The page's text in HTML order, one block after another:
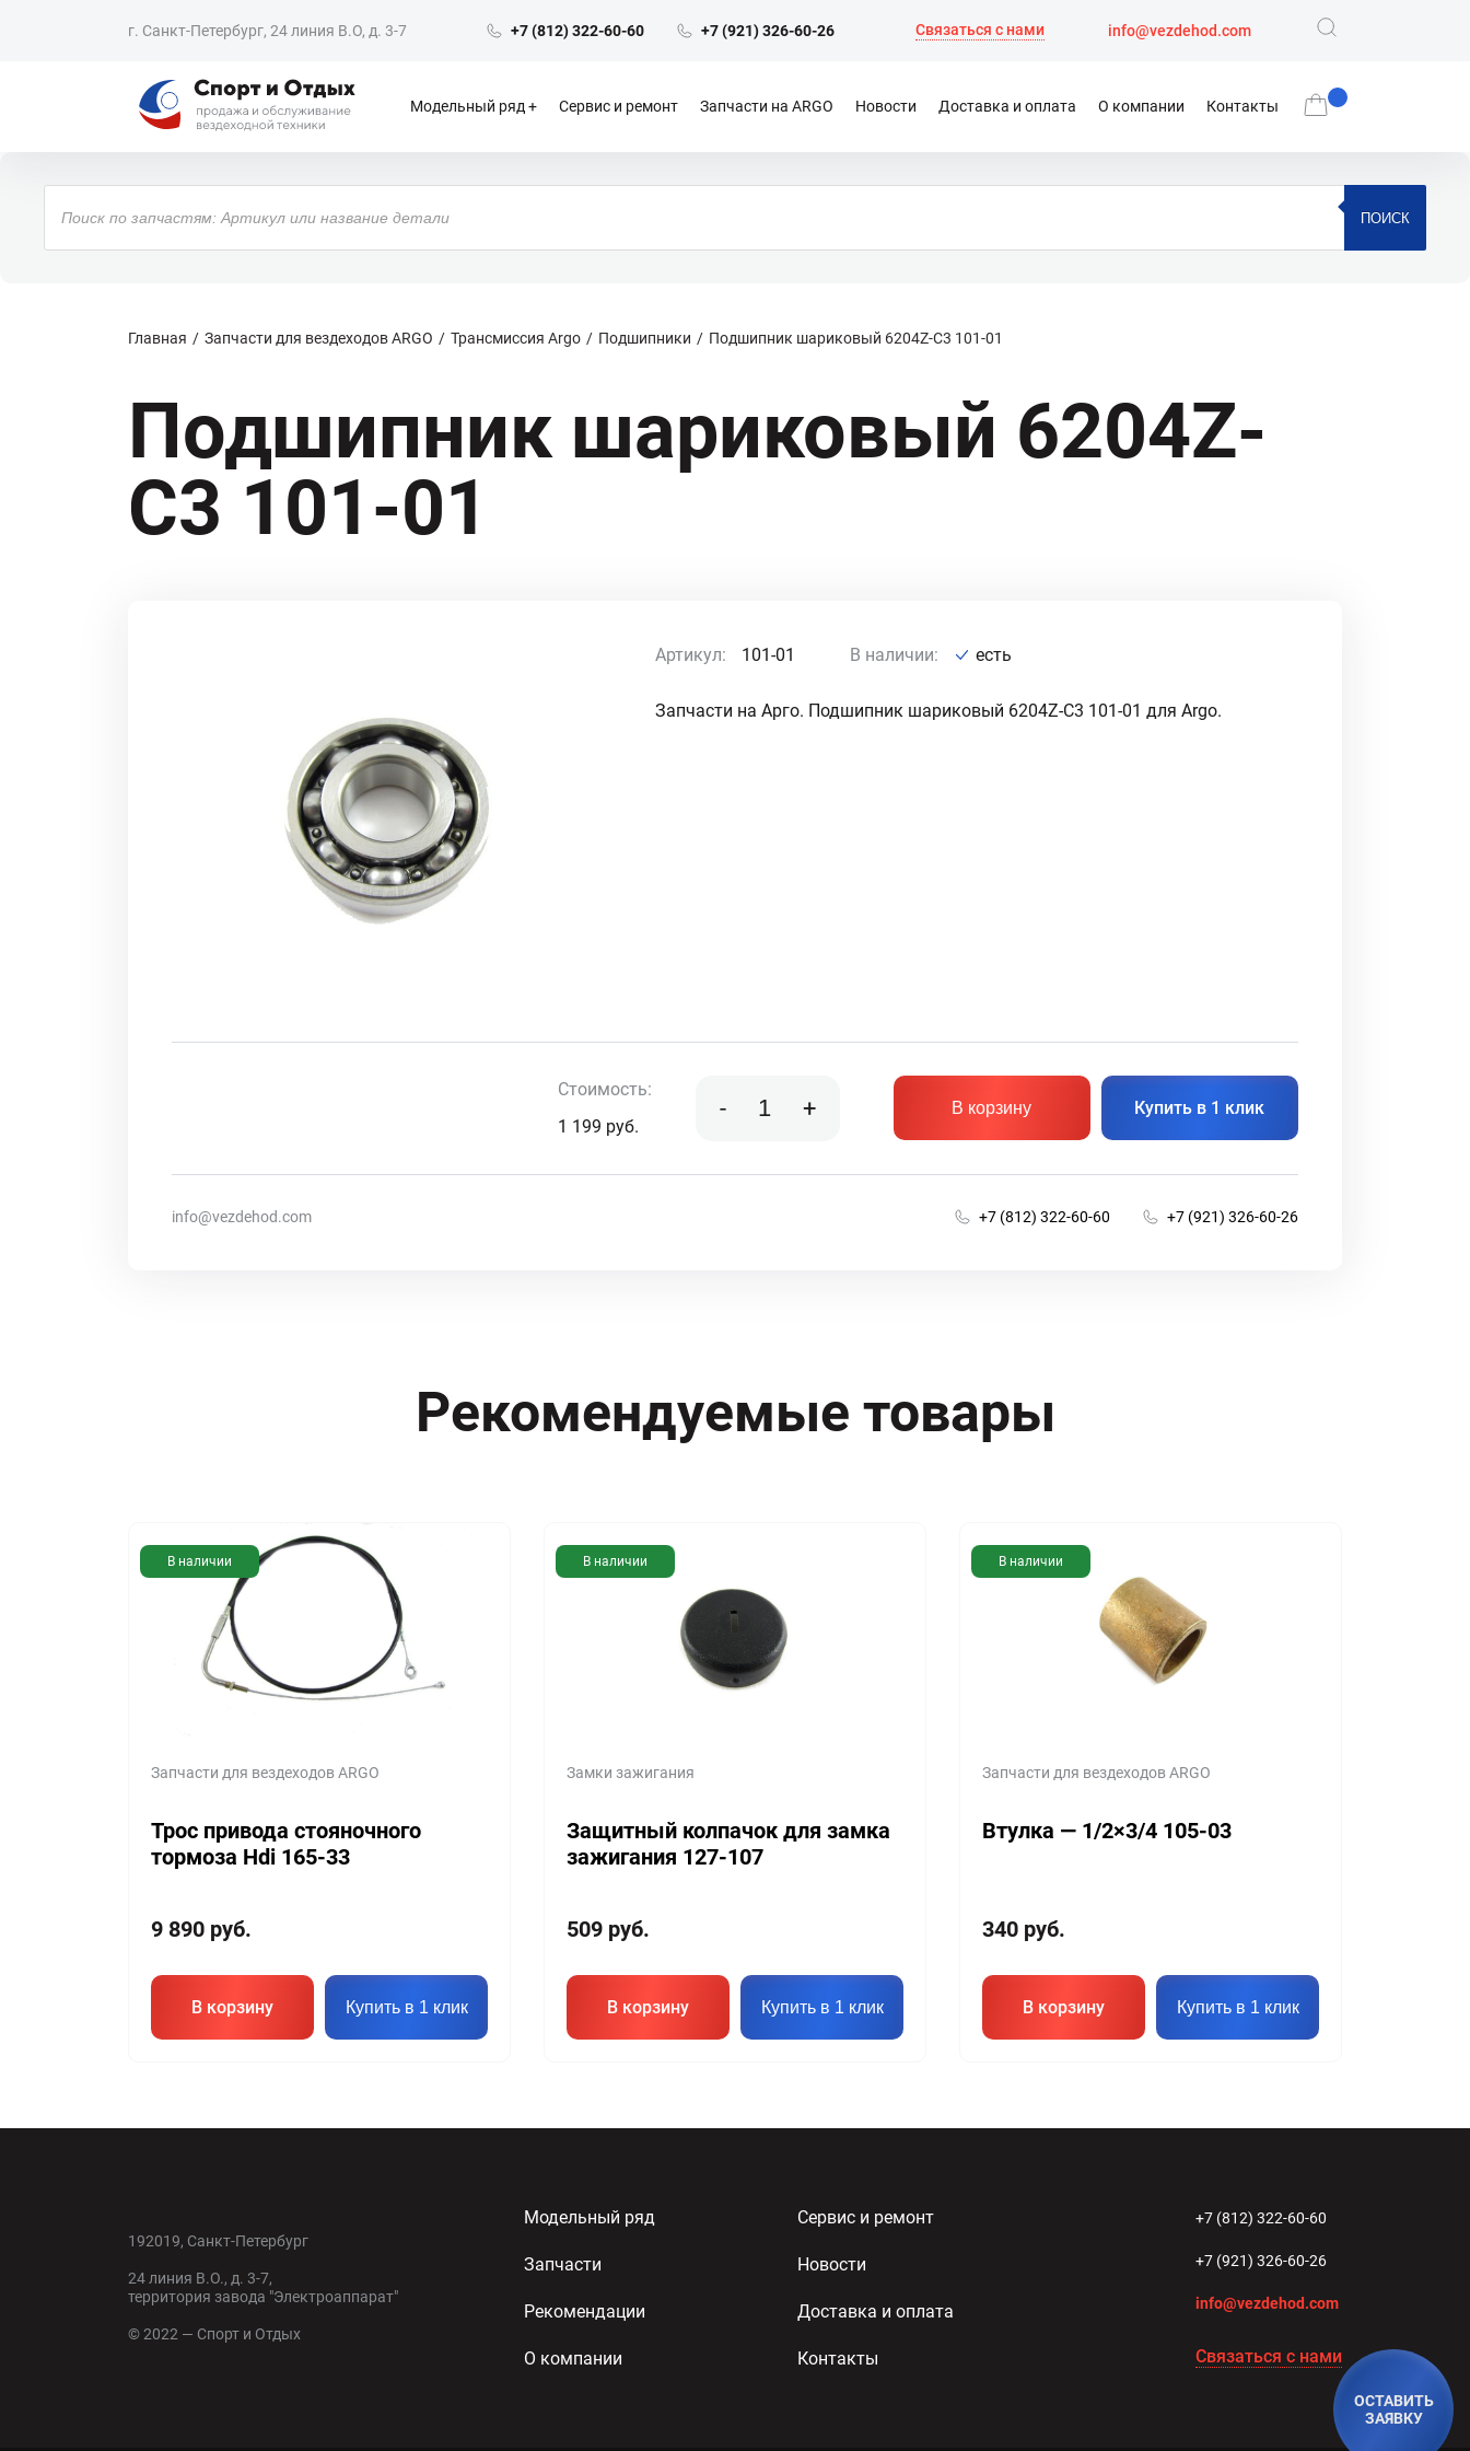
ОСТАВИТЬ
ЗАЯВКУ
г. Санкт-Петербург, 24 линия В.О, д. 3-7 +7 (812) 322-60-60 +7 (921) 326-60-26 Связаться с нами info@vezdehod.com
Модельный ряд Сервис и ремонт Запчасти на ARGO Новости Доставка и оплата О компании Контакты
Поиск
товаров
ПОИСК
Главная Запчасти для вездеходов ARGO Трансмиссия Argo Подшипники Подшипник шариковый 6204Z-C3 101-01
Подшипник шариковый 6204Z-
C3 101-01
Артикул: 101-01 В наличии: есть
Запчасти на Арго. Подшипник шариковый 6204Z-C3 101-01 для Argo.
Стоимость:
1 199 руб.
- + В корзину Купить в 1 клик
info@vezdehod.com +7 (812) 322-60-60 +7 (921) 326-60-26
Рекомендуемые товары
В наличии
Запчасти для вездеходов ARGO
Трос привода стояночного
тормоза Hdi 165-33
9 890 руб.
В корзину Купить в 1 клик
В наличии
Замки зажигания
Защитный колпачок для замка
зажигания 127-107
509 руб.
В корзину Купить в 1 клик
В наличии
Запчасти для вездеходов ARGO
Втулка — 1/2×3/4 105-03
340 руб.
В корзину Купить в 1 клик
Модельный ряд Сервис и ремонт
Запчасти Новости
Рекомендации Доставка и оплата
О компании Контакты
+7 (812) 322-60-60
+7 (921) 326-60-26
info@vezdehod.com
Связаться с нами
192019, Санкт-Петербург
24 линия В.О., д. 3-7,
территория завода "Электроаппарат"
© 2022 — Спорт и Отдых